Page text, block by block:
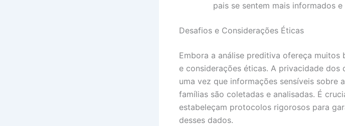
pais se sentem mais informados
Desafios e Considerações Éticas
Embora a análise preditiva ofereça
e considerações éticas. A privacidade
uma vez que informações sensíveis sobre
famílias são coletadas e analisadas. É
estabeleçam protocolos rigorosos para
desses dados.